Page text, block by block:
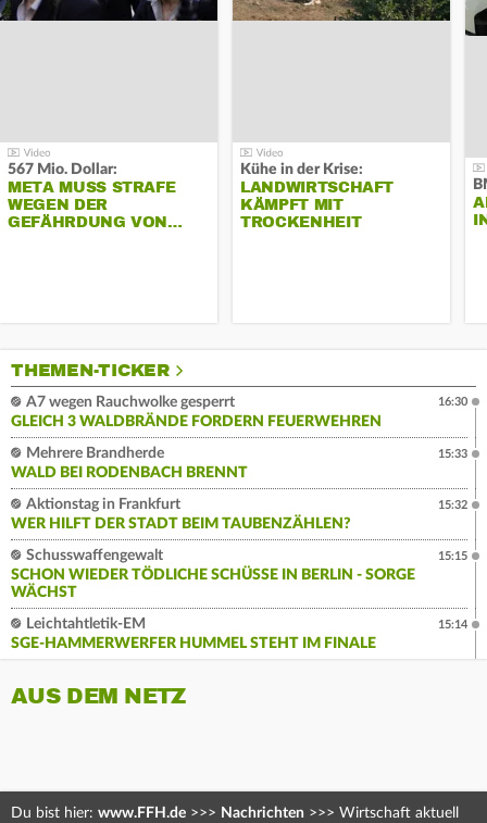
567 Mio. Dollar:
META MUSS STRAFE
WEGEN DER
GEFÄHRDUNG VON…
Kühe in der Krise:
LANDWIRTSCHAFT
KÄMPFT MIT
TROCKENHEIT
THEMEN-TICKER
A7 wegen Rauchwolke gesperrt
GLEICH 3 WALDBRÄNDE FORDERN FEUERWEHREN
16:30
Mehrere Brandherde
WALD BEI RODENBACH BRENNT
15:33
Aktionstag in Frankfurt
WER HILFT DER STADT BEIM TAUBENZÄHLEN?
15:32
Schusswaffengewalt
SCHON WIEDER TÖDLICHE SCHÜSSE IN BERLIN - SORGE
WÄCHST
15:15
Leichtahtletik-EM
SGE-HAMMERWERFER HUMMEL STEHT IM FINALE
15:14
AUS DEM NETZ
Du bist hier: www.FFH.de >>> Nachrichten >>> Wirtschaft aktuell